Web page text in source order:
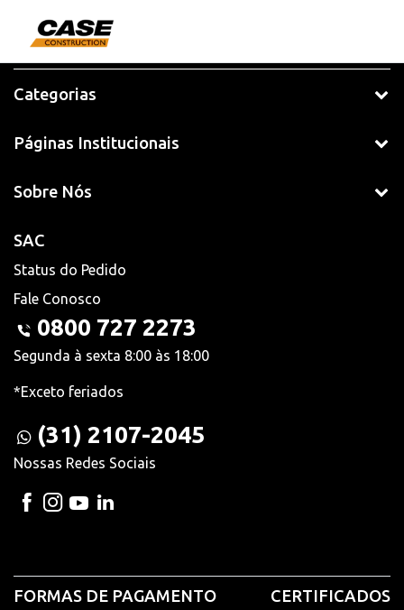
Categorias
Páginas Institucionais
Sobre Nós
SAC
Status do Pedido
Fale Conosco
0800 727 2273
Segunda à sexta 8:00 às 18:00
*Exceto feriados
(31) 2107-2045
Nossas Redes Sociais
FORMAS DE PAGAMENTO CERTIFICADOS